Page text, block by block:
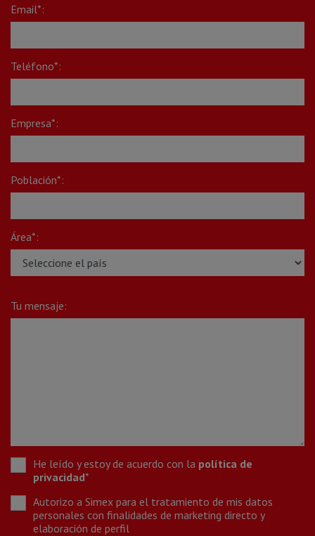
Email*:
Teléfono*:
Empresa*:
Población*:
Área*:
Tu mensaje:
He leído y estoy de acuerdo con la política de
privacidad*
Autorizo a Simex para el tratamiento de mis datos
personales con finalidades de marketing directo y
elaboración de perfil